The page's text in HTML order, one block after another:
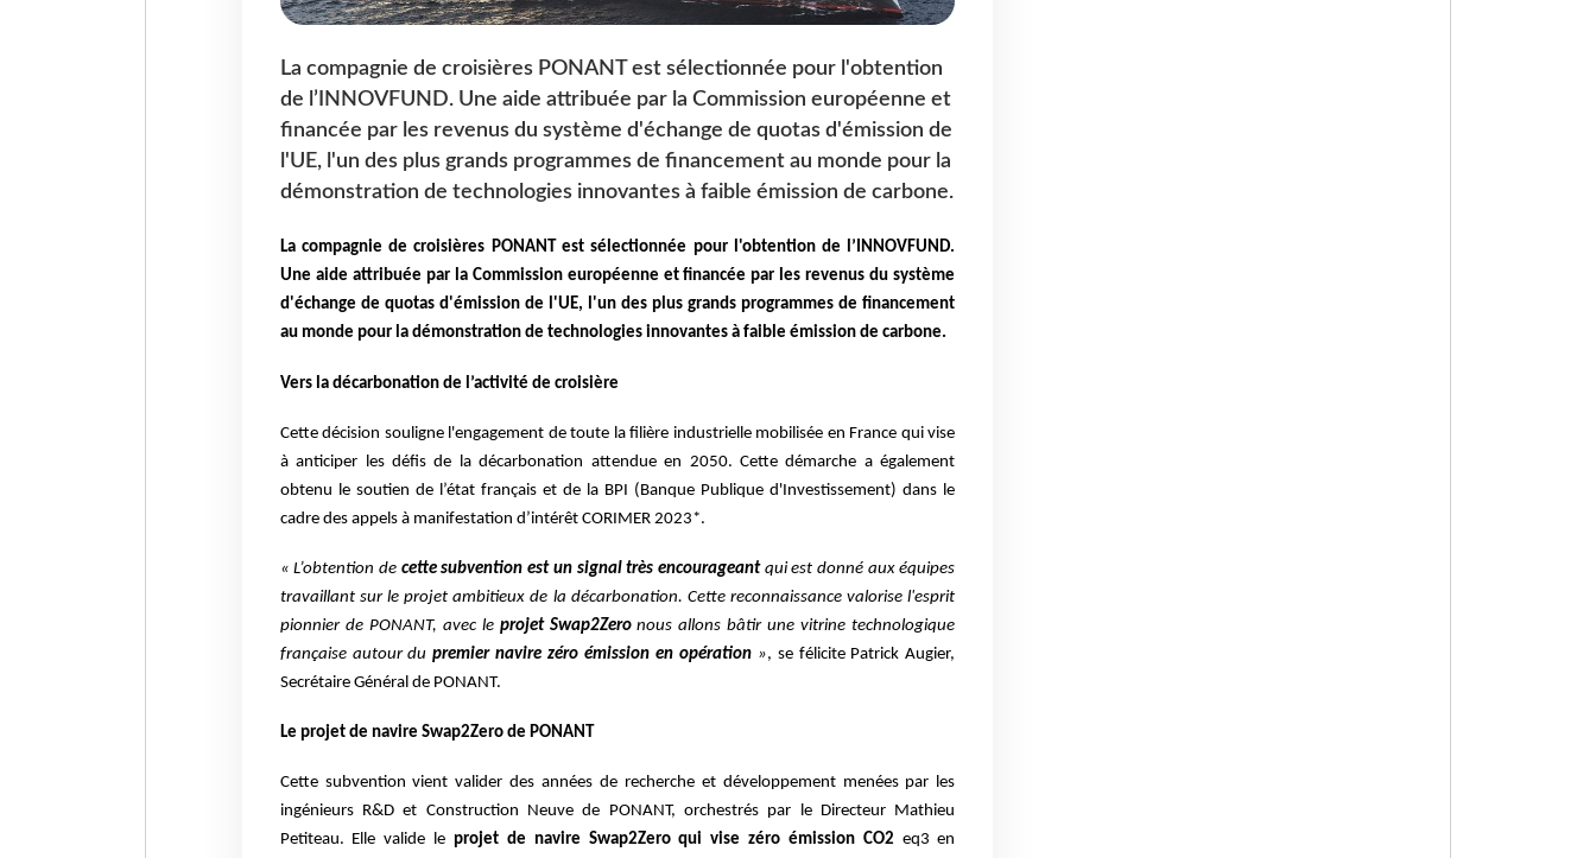
La compagnie de croisières PONANT est sélectionnée pour l'obtention
de l’INNOVFUND. Une aide attribuée par la Commission européenne et
financée par les revenus du système d'échange de quotas d'émission de
l'UE, l'un des plus grands programmes de financement au monde pour la
démonstration de technologies innovantes à faible émission de carbone.
La compagnie de croisières PONANT est sélectionnée pour l'obtention de l’INNOVFUND.
Une aide attribuée par la Commission européenne et financée par les revenus du système
d'échange de quotas d'émission de l'UE, l'un des plus grands programmes definancement
au monde pour la démonstration de technologies innovantes à faible émission de carbone.
Vers la décarbonation de l’activité de croisière
Cette décision souligne l'engagement de toute la filière industrielle mobilisée en France qui vise
à anticiper les défis de la décarbonation attendue en 2050. Cette démarche a également
obtenu le soutien de l’état français et de la BPI (Banque Publique d'Investissement) dans le
cadre des appels à manifestation d’intérêt CORIMER 2023*.
« L’obtention de cette subvention est un signal très encourageant qui est donné aux équipes
travaillant sur le projet ambitieux de la décarbonation. Cette reconnaissance valorise l'esprit
pionnier de PONANT, avec le projet Swap2Zeronous allons bâtir une vitrine technologique
française autour dupremier navirezéro émission en opération », se félicite Patrick Augier,
Secrétaire Général de PONANT.
Le projet de navire Swap2Zero de PONANT
Cette subvention vient valider des années de recherche et développement menées par les
ingénieurs R&D et Construction Neuve de PONANT, orchestrés par le Directeur Mathieu
Petiteau. Elle valide le projet de navire Swap2Zero qui vise zéro émission CO2 eq3 en